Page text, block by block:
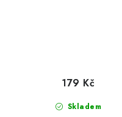
Skladem
179 Kč